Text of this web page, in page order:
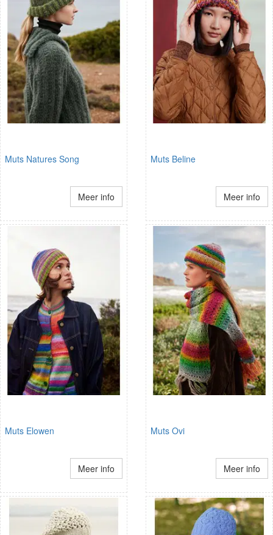
Muts Natures Song
Meer info
Muts Beline
Meer info
Muts Elowen
Meer info
Muts Ovi
Meer info